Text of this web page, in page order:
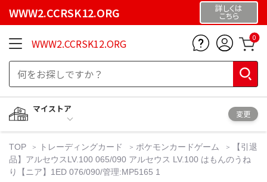
WWW2.CCRSK12.ORG 詳しくは
こちら
WWW2.CCRSK12.ORG 0
マイストア
変更
TOP トレーディングカード ポケモンカードゲーム
【引退
品】アルセウスLV.100 065/090 アルセウス LV.100 はもんのうね
り【ニア】1ED 076/090/管理:MP5165 1